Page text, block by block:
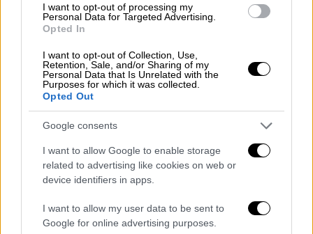
I want to opt-out of processing my
Personal Data for Targeted Advertising.
Opted In
I want to opt-out of Collection, Use,
Retention, Sale, and/or Sharing of my
Personal Data that Is Unrelated with the
Purposes for which it was collected.
Opted Out
Google consents
I want to allow Google to enable storage
related to advertising like cookies on web or
device identifiers in apps.
I want to allow my user data to be sent to
Google for online advertising purposes.
ακόμα διεξάγονται έρευνες σχετικά με το τι
συνέβη», τονίζει στην
κ. Ζέλλιος.
Παράλληλα, ο κ. Ζέλλιος επισημαίνει ότι οι
ντόπιοι εξακολουθούν να είναι σοκαρισμένοι
από το ειδεχθές έγκλημα, ενώ«υπάρχει ένα
τεράστιο αίσθημα ενοχής και ντροπής […] Σε
όλη την Κρήτη πολλοί αισθάνονται ένα
αίσθημα ευθύνης, τόσο πολύ ώστε συνεχίζω
να τους υπενθυμίζω ότι σε κάθε κοινωνία
υπάρχουν άτομα που είναι καλά και άτομα που
είναι κακά».